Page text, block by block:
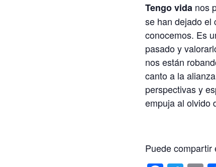
Tengo vida nos
se han dejado el
conocemos. Es
pasado y
nos están
canto a la
perspectivas y
empuja al olvido
Puede compartir